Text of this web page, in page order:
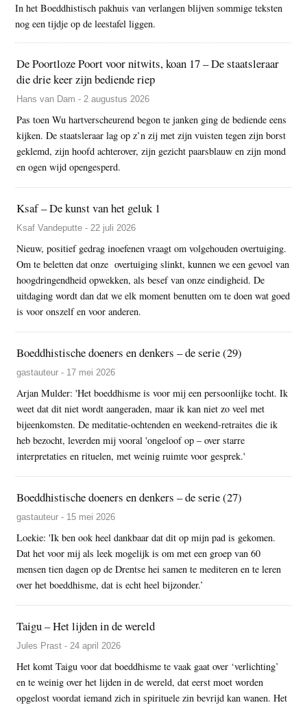
In het Boeddhistisch pakhuis van verlangen blijven sommige teksten
nog een tijdje op de leestafel liggen.
De Poortloze Poort voor nitwits, koan 17 – De staatsleraar
die drie keer zijn bediende riep
Hans van Dam - 2 augustus 2026
Pas toen Wu hartverscheurend begon te janken ging de bediende eens
kijken. De staatsleraar lag op z’n zij met zijn vuisten tegen zijn borst
geklemd, zijn hoofd achterover, zijn gezicht paarsblauw en zijn mond
en ogen wijd opengesperd.
Ksaf – De kunst van het geluk 1
Ksaf Vandeputte - 22 juli 2026
Nieuw, positief gedrag inoefenen vraagt om volgehouden overtuiging.
Om te beletten dat onze overtuiging slinkt, kunnen we een gevoel van
hoogdringendheid opwekken, als besef van onze eindigheid. De
uitdaging wordt dan dat we elk moment benutten om te doen wat goed
is voor onszelf en voor anderen.
Boeddhistische doeners en denkers – de serie (29)
gastauteur - 17 mei 2026
Arjan Mulder: 'Het boeddhisme is voor mij een persoonlijke tocht. Ik
weet dat dit niet wordt aangeraden, maar ik kan niet zo veel met
bijeenkomsten. De meditatie-ochtenden en weekend-retraites die ik
heb bezocht, leverden mij vooral 'ongeloof op – over starre
interpretaties en rituelen, met weinig ruimte voor gesprek.'
Boeddhistische doeners en denkers – de serie (27)
gastauteur - 15 mei 2026
Loekie: 'Ik ben ook heel dankbaar dat dit op mijn pad is gekomen.
Dat het voor mij als leek mogelijk is om met een groep van 60
mensen tien dagen op de Drentse hei samen te mediteren en te leren
over het boeddhisme, dat is echt heel bijzonder.’
Taigu – Het lijden in de wereld
Jules Prast - 24 april 2026
Het komt Taigu voor dat boeddhisme te vaak gaat over ‘verlichting’
en te weinig over het lijden in de wereld, dat eerst moet worden
opgelost voordat iemand zich in spirituele zin bevrijd kan wanen. Het